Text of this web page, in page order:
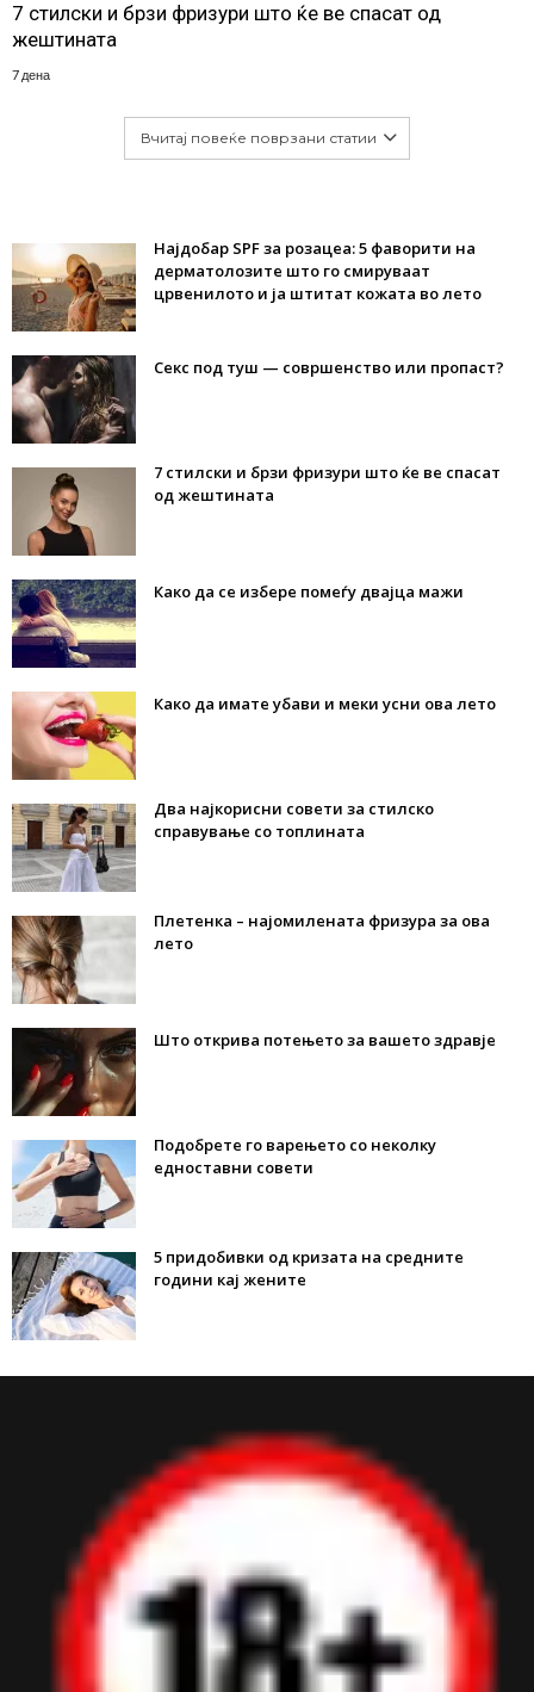
7 стилски и брзи фризури што ќе ве спасат од
жештината
7 дена
Вчитај повеќе поврзани статии
Најдобар SPF за розацеа: 5 фаворити на
дерматолозите што го смируваат
црвенилото и ја штитат кожата во лето
Секс под туш — совршенство или пропаст?
7 стилски и брзи фризури што ќе ве спасат
од жештината
Како да се избере помеѓу двајца мажи
Како да имате убави и меки усни ова лето
Два најкорисни совети за стилско
справување со топлината
Плетенка – најомилената фризура за ова
лето
Што открива потењето за вашето здравје
Подобрете го варењето со неколку
едноставни совети
5 придобивки од кризата на средните
години кај жените